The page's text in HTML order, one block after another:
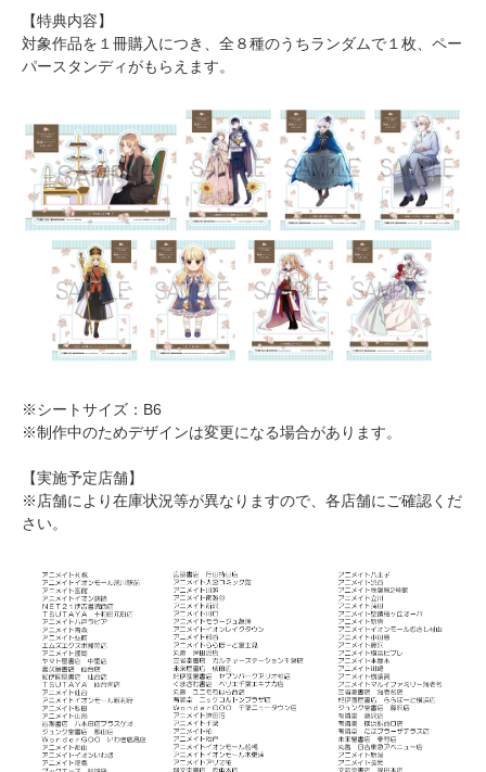
【特典内容】
対象作品を１冊購入につき、全８種のうちランダムで１枚、ペー
パースタンディがもらえます。
※シートサイズ：B6
※制作中のためデザインは変更になる場合があります。
【実施予定店舗】
※店舗により在庫状況等が異なりますので、各店舗にご確認くだ
さい。